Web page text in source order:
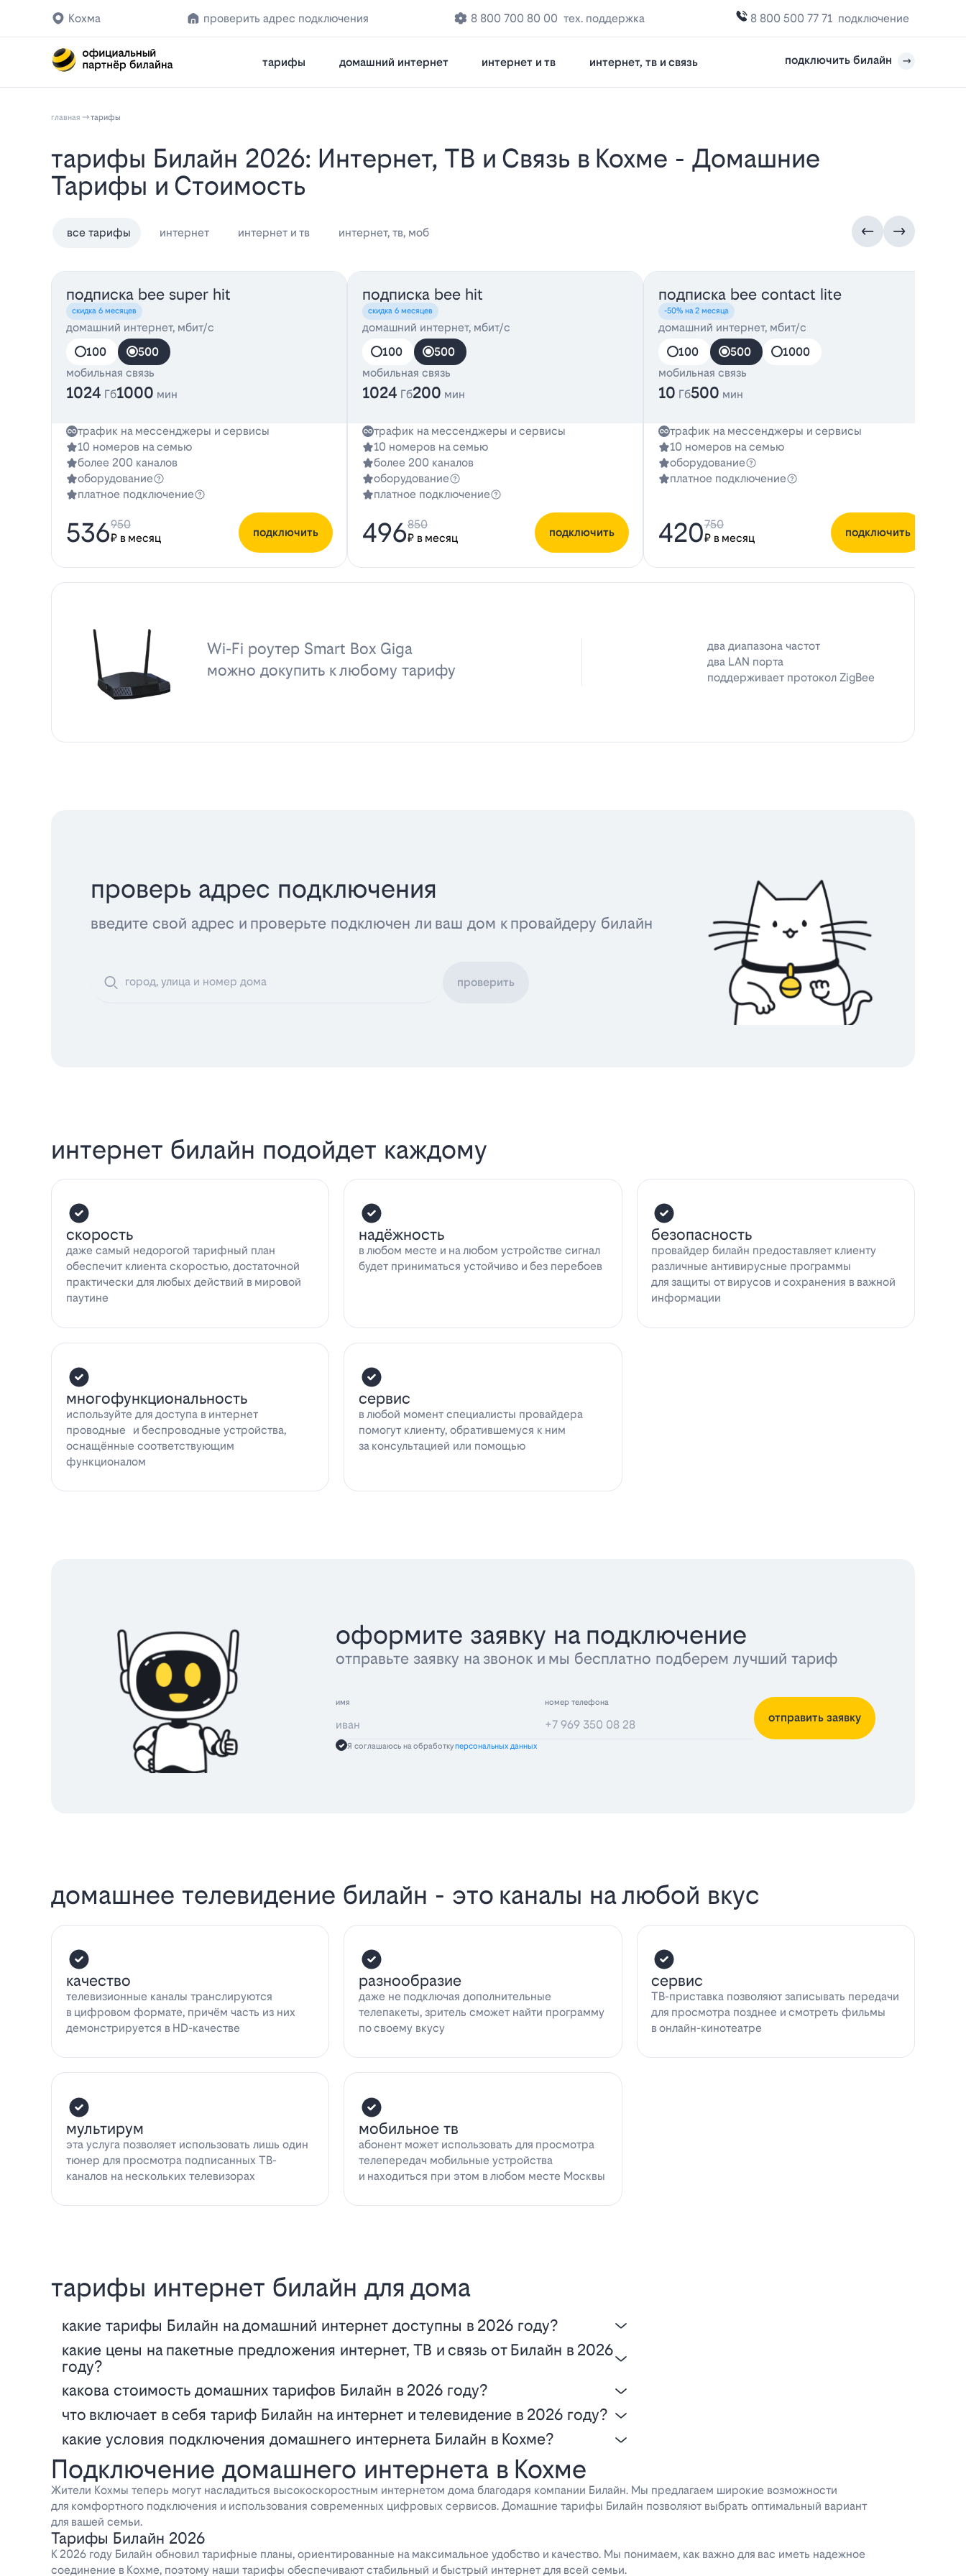
Кохма проверить адрес подключения 8 800 700 80 00 тех. поддержка 8 800 500 77 71 подключение
тарифы домашний интернет интернет и тв интернет, тв и связь подключить билайн
главная тарифы
Тарифы Билайн 2026: Интернет, ТВ и Связь в Кохме - Домашние
Тарифы и Стоимость
все тарифы интернет интернет и тв интернет, тв, моб
подписка bee super hit
скидка 6 месяцев
домашний интернет, мбит/с
100
500
мобильная связь
1024 Гб1000 мин
трафик на мессенджеры и сервисы
10 номеров на семью
более 200 каналов
оборудование
платное подключение
536₽ в месяц
950
подключить
подписка bee hit
скидка 6 месяцев
домашний интернет, мбит/с
100
500
мобильная связь
1024 Гб200 мин
трафик на мессенджеры и сервисы
10 номеров на семью
более 200 каналов
оборудование
платное подключение
496₽ в месяц
850
подключить
подписка bee contact lite
-50% на 2 месяца
домашний интернет, мбит/с
100
500
1000
мобильная связь
10 Гб500 мин
трафик на мессенджеры и сервисы
10 номеров на семью
оборудование
платное подключение
420₽ в месяц
750
подключить
Wi-Fi роутер Smart Box Giga
можно докупить к любому тарифу
два диапазона частот
два LAN порта
поддерживает протокол ZigBee
проверь адрес подключения
введите свой адрес и проверьте подключен ли ваш дом к провайдеру билайн
проверить
интернет билайн подойдет каждому
скорость
даже самый недорогой тарифный план
обеспечит клиента скоростью, достаточной
практически для любых действий в мировой
паутине
надёжность
в любом месте и на любом устройстве сигнал
будет приниматься устойчиво и без перебоев
безопасность
провайдер билайн предоставляет клиенту
различные антивирусные программы
для защиты от вирусов и сохранения в важной
информации
многофункциональность
используйте для доступа в интернет
проводные и беспроводные устройства,
оснащённые соответствующим
функционалом
сервис
в любой момент специалисты провайдера
помогут клиенту, обратившемуся к ним
за консультацией или помощью
оформите заявку на подключение
отправьте заявку на звонок и мы бесплатно подберем лучший тариф
имя номер телефона
отправить заявку
Я соглашаюсь на обработкуперсональных данных
домашнее телевидение билайн - это каналы на любой вкус
качество
телевизионные каналы транслируются
в цифровом формате, причём часть из них
демонстрируется в HD-качестве
разнообразие
даже не подключая дополнительные
телепакеты, зритель сможет найти программу
по своему вкусу
сервис
ТВ-приставка позволяют записывать передачи
для просмотра позднее и смотреть фильмы
в онлайн-кинотеатре
мультирум
эта услуга позволяет использовать лишь один
тюнер для просмотра подписанных ТВ-
каналов на нескольких телевизорах
мобильное тв
абонент может использовать для просмотра
телепередач мобильные устройства
и находиться при этом в любом месте Москвы
тарифы интернет билайн для дома
Какие тарифы Билайн на домашний интернет доступны в 2026 году?
Какие цены на пакетные предложения интернет, ТВ и связь от Билайн в 2026
году?
Какова стоимость домашних тарифов Билайн в 2026 году?
Что включает в себя тариф Билайн на интернет и телевидение в 2026 году?
Какие условия подключения домашнего интернета Билайн в Кохме?
Подключение домашнего интернета в Кохме
Жители Кохмы теперь могут насладиться высокоскоростным интернетом дома благодаря компании Билайн. Мы предлагаем широкие возможности
для комфортного подключения и использования современных цифровых сервисов. Домашние тарифы Билайн позволяют выбрать оптимальный вариант
для вашей семьи.
Тарифы Билайн 2026
К 2026 году Билайн обновил тарифные планы, ориентированные на максимальное удобство и качество. Мы понимаем, как важно для вас иметь надежное
соединение в Кохме, поэтому наши тарифы обеспечивают стабильный и быстрый интернет для всей семьи.